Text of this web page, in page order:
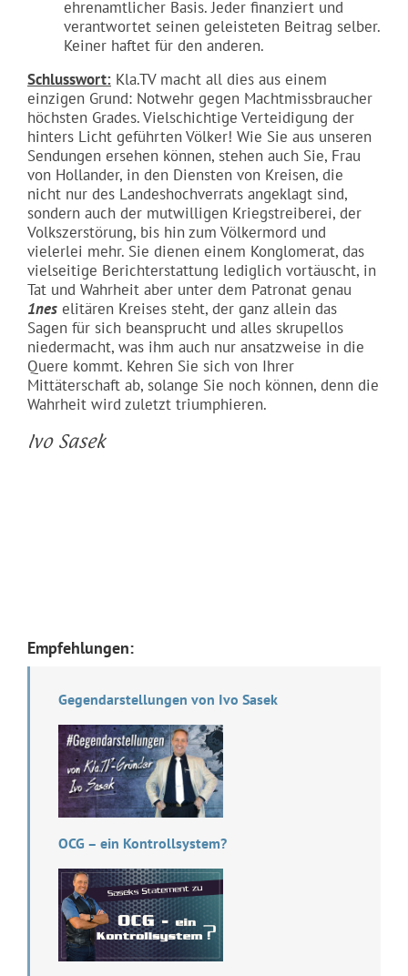
ehrenamtlicher Basis. Jeder finanziert und
verantwortet seinen geleisteten Beitrag selber.
Keiner haftet für den anderen.
Schlusswort: Kla.TV macht all dies aus einem
einzigen Grund: Notwehr gegen Machtmissbraucher
höchsten Grades. Vielschichtige Verteidigung der
hinters Licht geführten Völker! Wie Sie aus unseren
Sendungen ersehen können, stehen auch Sie, Frau
von Hollander, in den Diensten von Kreisen, die
nicht nur des Landeshochverrats angeklagt sind,
sondern auch der mutwilligen Kriegstreiberei, der
Volkszerstörung, bis hin zum Völkermord und
vielerlei mehr. Sie dienen einem Konglomerat, das
vielseitige Berichterstattung lediglich vortäuscht, in
Tat und Wahrheit aber unter dem Patronat genau
1nes elitären Kreises steht, der ganz allein das
Sagen für sich beansprucht und alles skrupellos
niedermacht, was ihm auch nur ansatzweise in die
Quere kommt. Kehren Sie sich von Ihrer
Mittäterschaft ab, solange Sie noch können, denn die
Wahrheit wird zuletzt triumphieren.
Ivo Sasek
Empfehlungen:
Gegendarstellungen von Ivo Sasek
OCG – ein Kontrollsystem?